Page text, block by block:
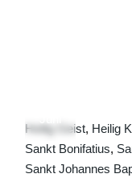
Heilig Geist Heilig
Sankt Bonifatius
Sankt Johannes